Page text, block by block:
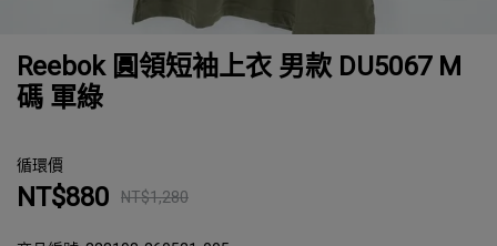
Reebok 圓領短袖上衣 男款 DU5067 M
碼 軍綠
循環價
NT$880 NT$1,280